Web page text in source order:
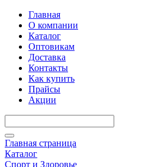
Главная
О компании
Каталог
Оптовикам
Доставка
Контакты
Как купить
Прайсы
Акции
Главная страница
Каталог
Спорт и Здоровье